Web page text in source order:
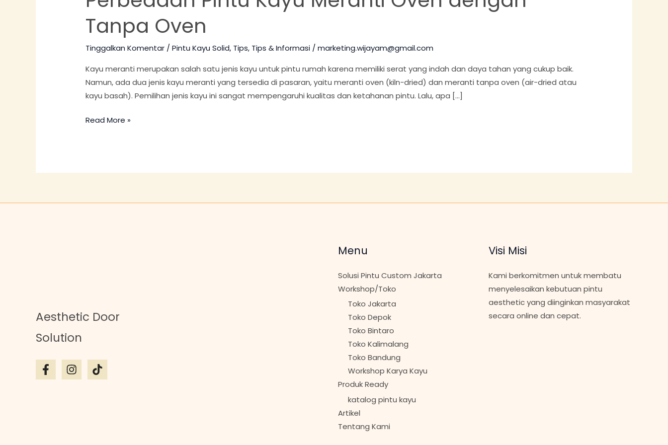
Tanpa Oven
Tinggalkan Komentar /Pintu Kayu Solid, Tips, Tips & Informasi /marketing.wijayam@gmail.com
Kayu meranti merupakan salah satu jenis kayu untuk pintu rumah karena memiliki serat yang indah dan daya tahan yang cukup baik.
Namun, ada dua jenis kayu meranti yang tersedia di pasaran, yaitu meranti oven (kiln-dried) dan meranti tanpa oven (air-dried atau
kayu basah). Pemilihan jenis kayu ini sangat mempengaruhi kualitas dan ketahanan pintu. Lalu, apa […]
Meranti
Oven
dengan
Tanpa
Read More »
Aesthetic Door
Solution
Menu
Solusi Pintu Custom Jakarta
Workshop/Toko
Toko Jakarta
Toko Depok
Toko Bintaro
Toko Kalimalang
Toko Bandung
Workshop Karya Kayu
Produk Ready
katalog pintu kayu
Artikel
Tentang Kami
Visi Misi
Kami berkomitmen untuk membatu
menyelesaikan kebutuan pintu
aesthetic yang diinginkan masyarakat
secara online dan cepat.